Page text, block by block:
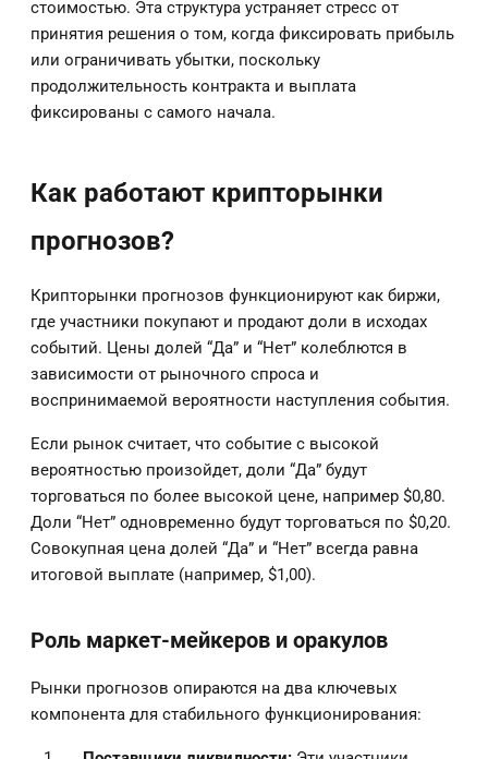
стоимостью. Эта структура устраняет стресс от
принятия решения о том, когда фиксировать прибыль
или ограничивать убытки, поскольку
продолжительность контракта и выплата
фиксированы с самого начала.
Как работают крипторынки
прогнозов?
Крипторынки прогнозов функционируют как биржи,
где участники покупают и продают доли в исходах
событий. Цены долей “Да” и “Нет” колеблются в
зависимости от рыночного спроса и
воспринимаемой вероятности наступления события.
Если рынок считает, что событие с высокой
вероятностью произойдет, доли “Да” будут
торговаться по более высокой цене, например $0,80.
Доли “Нет” одновременно будут торговаться по $0,20.
Совокупная цена долей “Да” и “Нет” всегда равна
итоговой выплате (например, $1,00).
Роль маркет-мейкеров и оракулов
Рынки прогнозов опираются на два ключевых
компонента для стабильного функционирования: